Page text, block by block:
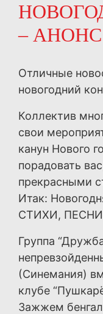
– АНОНС
Отличные
новогодний
Коллектив
свои
канун Нового
порадовать
прекрасными
Итак:
СТИХИ,
Группа
(Синемания)
клубе
Зажжем